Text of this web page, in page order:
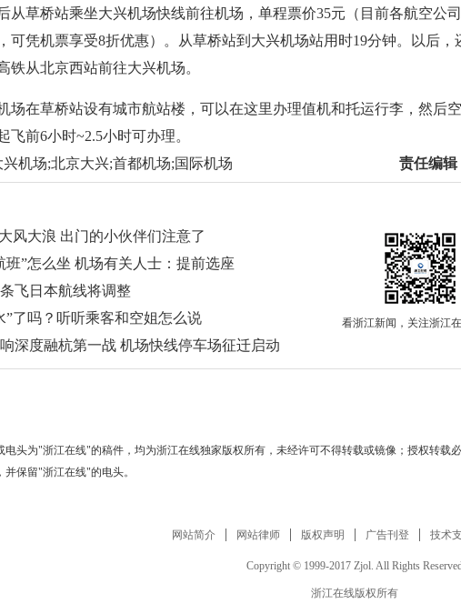
从草桥站乘坐大兴机场快线前往机场，单程票价35元（目前各航空公
可凭机票享受8折优惠）。从草桥站到大兴机场站用时19分钟。以后，
铁从北京西站前往大兴机场。
场在草桥站设有城市航站楼，可以在这里办理值机和托运行李，然后
飞前6小时~2.5小时可办理。
兴机场;北京大兴;首都机场;国际机场 责任编辑
看浙江新闻，关注浙江
风大浪 出门的小伙伴们注意了
班”怎么坐 机场有关人士：提前选座
飞日本航线将调整
”了吗？听听乘客和空姐怎么说
深度融杭第一战 机场快线停车场征迁启动
电头为"浙江在线"的稿件，均为浙江在线独家版权所有，未经许可不得转载或镜像；授权转载
保留"浙江在线"的电头。
网站简介 网站律师 版权声明 广告刊登 技术
Copyright © 1999-2017 Zjol. All Rights
浙江在线版权所有